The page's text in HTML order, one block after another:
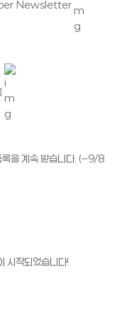
Newsletter
을 계속 받습니다. (~9/8
시작되었습니다!